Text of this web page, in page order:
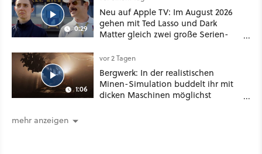
0:29
Neu auf Apple TV: Im August 2026
gehen mit Ted Lasso und Dark
Matter gleich zwei große Serien-
1:06
vor 2 Tagen
Bergwerk: In der realistischen
Minen-Simulation buddelt ihr mit
dicken Maschinen möglichst
mehr anzeigen